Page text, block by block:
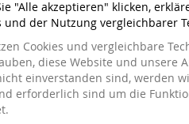
im Museum erhältlich.
"Alle akzeptieren" klicken,
und der Nutzung vergleichbarer
Cookies und vergleichbare
diese Website und unsere
einverstanden sind, werden
erforderlich sind um die